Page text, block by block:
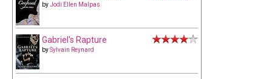
byJodi Ellen Malpas
Gabriel's Rapture
bySylvain Reynard